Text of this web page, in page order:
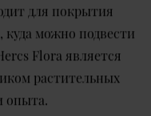
для покрытия
можно подвести
Flora является
растительных
опыта.